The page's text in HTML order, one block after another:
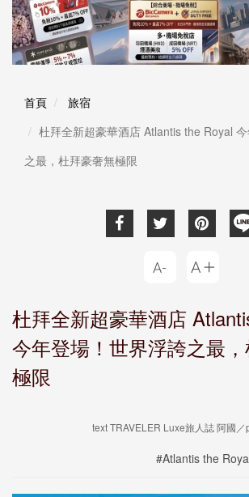
首頁
旅宿
杜拜全新超豪華酒店 Atlantis the Royal
之最，杜拜豪奢無極限
杜拜全新超豪華酒店
今年登場！世界浮誇之最
極限
text TRAVELER Luxe旅人誌 阿國
#Atlantis the